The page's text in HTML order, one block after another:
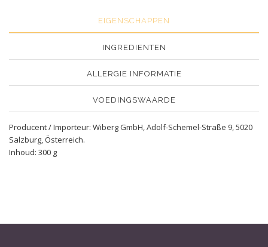
EIGENSCHAPPEN
INGREDIENTEN
ALLERGIE INFORMATIE
VOEDINGSWAARDE
Producent / Importeur: Wiberg GmbH, Adolf-Schemel-Straße 9, 5020
Salzburg, Österreich.
Inhoud: 300 g